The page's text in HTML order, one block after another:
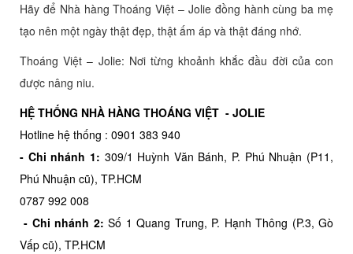
Hãy để Nhà hàng Thoáng Việt – Jolie đồng hành cùng ba mẹ
tạo nên một ngày thật đẹp, thật ấm áp và thật đáng nhớ.
Thoáng Việt – Jolie: Nơi từng khoảnh khắc đầu đời của con
được nâng niu.
HỆ THỐNG NHÀ HÀNG THOÁNG VIỆT - JOLIE
Hotline hệ thống : 0901 383 940
- Chi nhánh 1: 309/1 Huỳnh Văn Bánh, P. Phú Nhuận (P11,
Phú Nhuận cũ), TP.HCM
0787 992 008
- Chi nhánh 2: Số 1 Quang Trung, P. Hạnh Thông (P.3, Gò
Vấp cũ), TP.HCM